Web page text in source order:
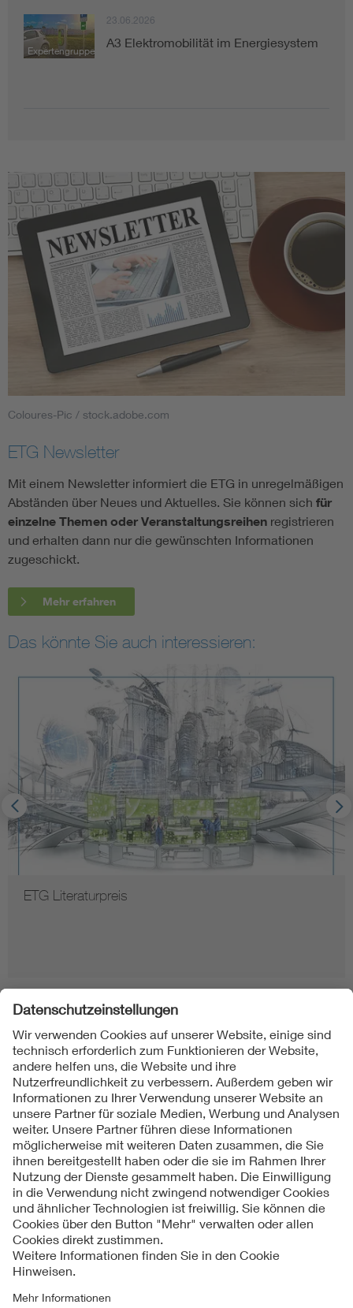
Expertengruppe
23.06.2026
A3 Elektromobilität im Energiesystem
Coloures-Pic / stock.adobe.com
ETG Newsletter
Mit einem Newsletter informiert die ETG in unregelmäßigen
Abständen über Neues und Aktuelles. Sie können sich für
einzelne Themen oder Veranstaltungsreihen registrieren
und erhalten dann nur die gewünschten Informationen
zugeschickt.
Mehr erfahren
Das könnte Sie auch interessieren:
ETG Literaturpreis
Folgen Sie uns
Kontakte
Service
Impressum
Datenschutzinformationen